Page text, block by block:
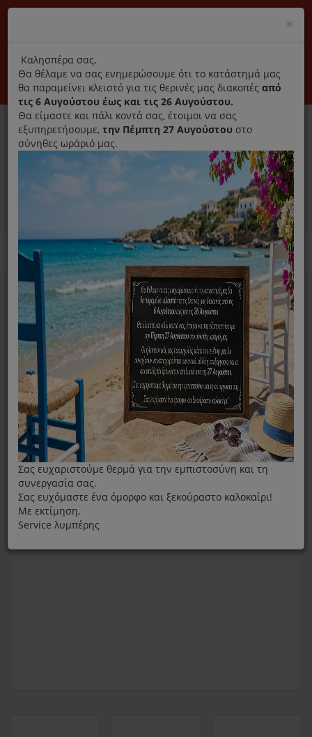
Αποκλειστικά γνήσια ανταλλακτικά
Σύνδεση Εγγραφή Εταιρεία Επικοινωνία
0
Ανταλλακτικά ηλεκτρικών συσκευών MENU
Home Προσωπική Φροντίδα
Steampod
Καπάκι Δοχείου Νερού L'OREAL Steampod LP8500
×
title
Καλησπέρα σας,
Θα θέλαμε να σας ενημερώσουμε ότι το κατάστημά μας
θα παραμείνει κλειστό για τις θερινές μας διακοπές από
τις 6 Αυγούστου έως και τις 26 Αυγούστου.
Θα είμαστε και πάλι κοντά σας, έτοιμοι να σας
εξυπηρετήσουμε, την Πέμπτη 27 Αυγούστου στο
σύνηθες ωράριό μας.
Σας ευχαριστούμε θερμά για την εμπιστοσύνη και τη
συνεργασία σας.
Σας ευχόμαστε ένα όμορφο και ξεκούραστο καλοκαίρι!
Με εκτίμηση,
Service λυμπέρης